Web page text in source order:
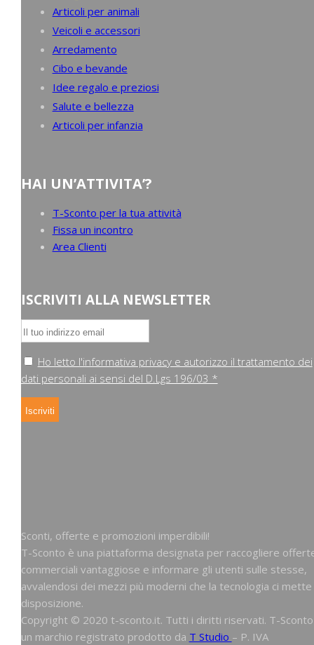
Articoli per animali
Veicoli e accessori
Arredamento
Cibo e bevande
Idee regalo e preziosi
Salute e bellezza
Articoli per infanzia
HAI UN’ATTIVITA’?
T-Sconto per la tua attività
Fissa un incontro
Area Clienti
ISCRIVITI ALLA NEWSLETTER
Ho letto l'informativa privacy e autorizzo il trattamento dei
dati personali ai sensi del D.Lgs 196/03 *
Sconti, offerte e promozioni imperdibili!
T-Sconto è una piattaforma designata per raccogliere
commerciali vantaggiose e informare gli utenti sulle stesse,
avvalendosi dei mezzi più moderni che la tecnologia ci mette
disposizione.
Copyright © 2020 t-sconto.it. Tutti i diritti riservati. T-
un marchio registrato prodotto da T Studio – P. IVA